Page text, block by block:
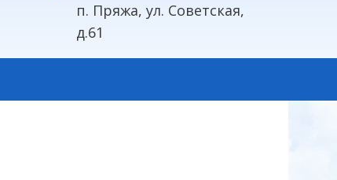
п. Пряжа, ул. Советская,
д.61